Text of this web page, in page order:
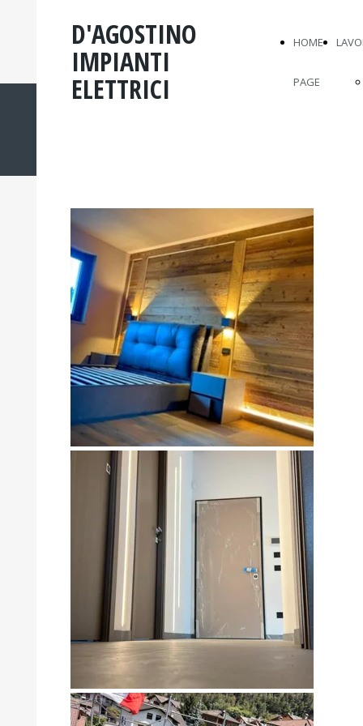
D'AGOSTINO
IMPIANTI
ELETTRICI
HOME
PAGE